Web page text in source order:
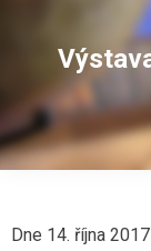
Dne 14. října